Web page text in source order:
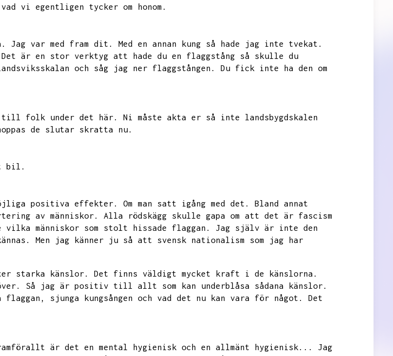
vi egentligen tycker om honom.
Jag var med fram dit.
Med en annan kung så hade jag inte tvekat.
Det är en stor verktyg att hade du en flaggstång så skulle du
och såg jag ner flaggstången.
Du fick inte ha den om
till folk under det här.
Ni måste akta er så inte landsbygdskalen
de slutar skratta nu.
bil.
positiva effekter. Om man satt igång med det.
Bland annat
av människor.
Alla rödskägg skulle gapa om att det är fascism
vilka människor som stolt hissade flaggan.
Jag själv är inte den
Men jag känner ju så att svensk nationalism som jag har
starka känslor.
Det finns väldigt mycket kraft i de känslorna.
Så jag är positiv till allt som kan underblåsa sådana känslor.
flaggan, sjunga kungsången och vad det nu kan vara för något.
Det
är det en mental hygienisk och en allmänt hygienisk...
Jag